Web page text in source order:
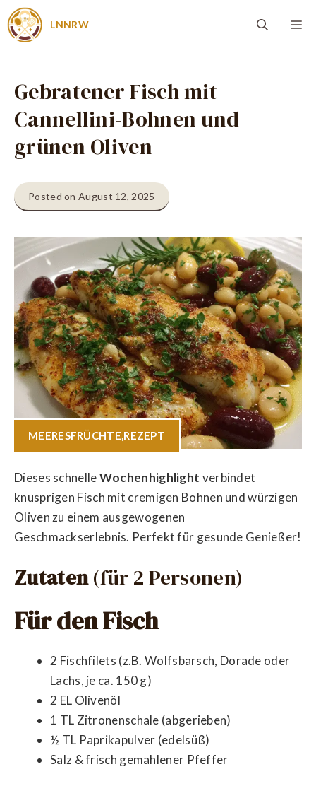
Zum
Inhalt
LNNRW
Gebratener Fisch mit
Cannellini-Bohnen und
grünen Oliven
Posted on August 12, 2025
MEERESFRÜCHTE,REZEPT
Dieses schnelleWochenhighlight verbindet
knusprigen Fisch mit cremigen Bohnen und würzigen
Oliven zu einem ausgewogenen
Geschmackserlebnis. Perfekt für gesunde Genießer!
Zutaten(für 2 Personen)
Für den Fisch
2 Fischfilets (z.B. Wolfsbarsch, Dorade oder
Lachs, je ca. 150 g)
2 EL Olivenöl
1 TL Zitronenschale (abgerieben)
½ TL Paprikapulver (edelsüß)
Salz & frisch gemahlener Pfeffer